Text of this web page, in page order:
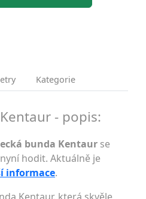
Kategorie
- popis:
bunda Kentaur se
hodit. Aktuálně je
informace.